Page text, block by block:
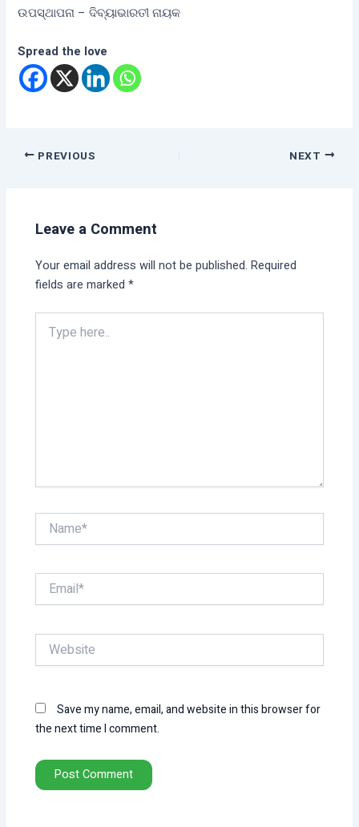
ଉପସ୍ଥାପନା – ଦିବ୍ୟାଭାରତୀ ନାୟକ
Spread the love
PREVIOUS NEXT
Leave a Comment
Your email address will not be published. Required
fields are marked*
here..
Name*
Email*
Website
Save my name, email, and website in this browser for
the next time I comment.